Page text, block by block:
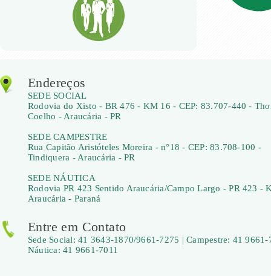
Endereços
SEDE SOCIAL
Rodovia do Xisto - BR 476 - KM 16 - CEP: 83.707-440 -
Coelho - Araucária - PR
SEDE CAMPESTRE
Rua Capitão Aristóteles Moreira - n°18 - CEP: 83.708-100 -
Tindiquera - Araucária - PR
SEDE NÁUTICA
Rodovia PR 423 Sentido Araucária/Campo Largo - PR 423 -
Araucária - Paraná
Entre em Contato
Sede Social: 41 3643-1870/9661-7275 | Campestre: 41 9661-
Náutica: 41 9661-7011